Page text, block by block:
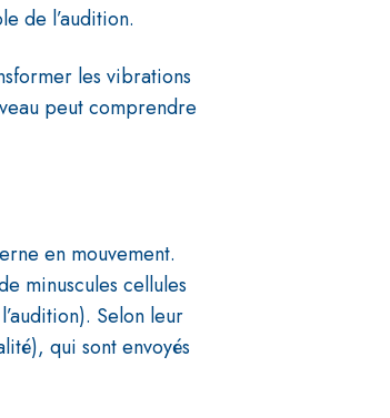
de l’audition.
les vibrations
peut comprendre
en mouvement.
minuscules cellules
Selon leur
qui sont envoyés